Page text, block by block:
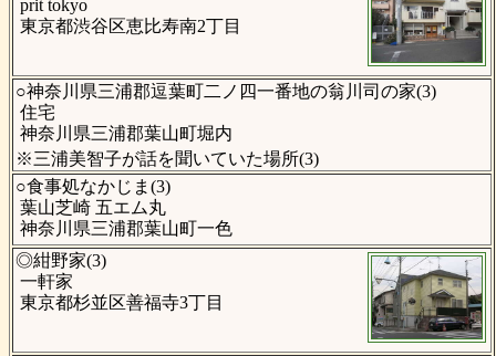
prit tokyo
東京都渋谷区恵比寿南2丁目
○神奈川県三浦郡逗葉町二ノ四一番地の翁川司の家(3)
住宅
神奈川県三浦郡葉山町堀内
※三浦美智子が話を聞いていた場所(3)
○食事処なかじま(3)
葉山芝崎 五エム丸
神奈川県三浦郡葉山町一色
◎紺野家(3)
一軒家
東京都杉並区善福寺3丁目